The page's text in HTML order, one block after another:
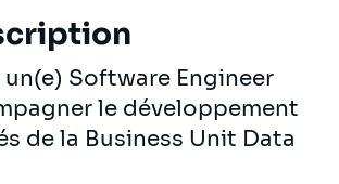
Software Engineer
le développement
de la Business Unit Data